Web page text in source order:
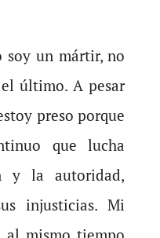
soy un mártir, no
último. A pesar
preso porque
que lucha
y la autoridad,
injusticias. Mi